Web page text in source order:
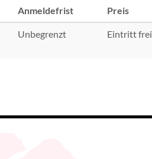
Anmeldefrist Preis
Unbegrenzt Eintritt frei